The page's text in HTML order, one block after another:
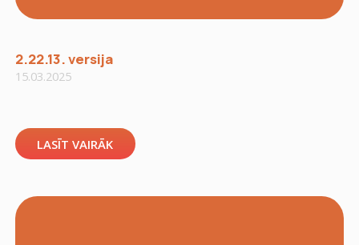
2.22.13. versija
15.03.2025
LASĪT VAIRĀK